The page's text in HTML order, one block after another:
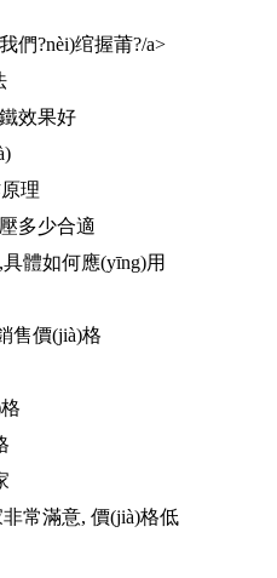
們?nèi)绾握莆?/a>
效果好
理
多少合適
體如何應(yīng)用
售價(jià)格
常滿意, 價(jià)格低